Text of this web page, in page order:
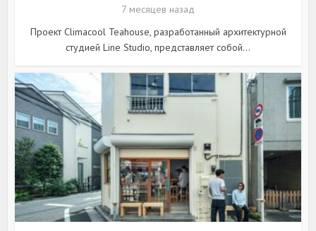
7 месяцев назад
Проект Climacool Teahouse, разработанный архитектурной
студией Line Studio, представляет собой...